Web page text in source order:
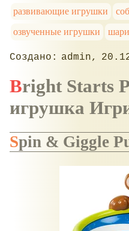
развивающие игрушки
озвученные игрушки
admin
Bright Starts Развивающая
игрушка
Spin & Giggle